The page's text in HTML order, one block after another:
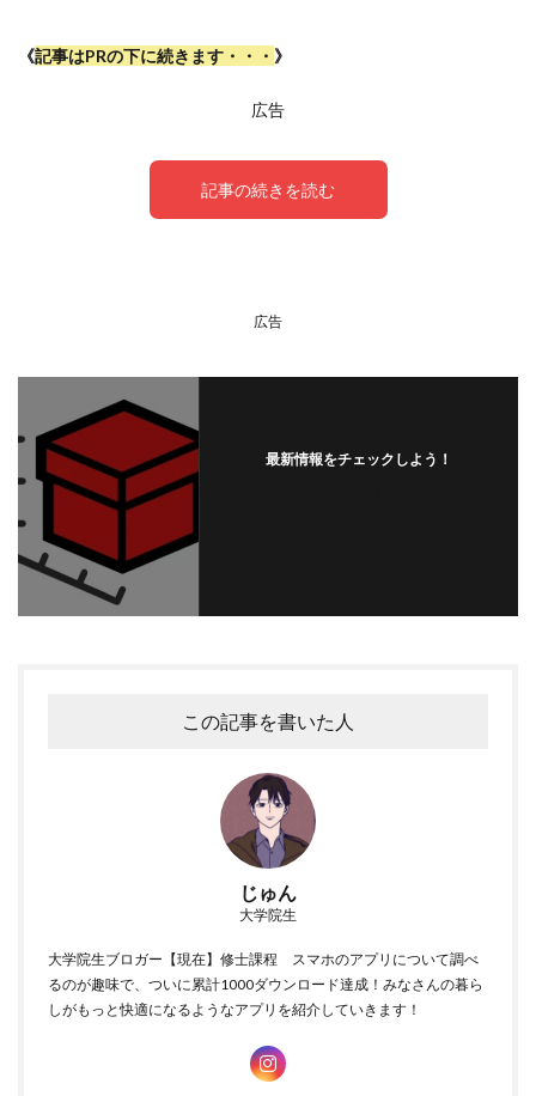
《記事はPRの下に続きます・・・ 》
広告
記事の続きを読む
『はこピタ』の使い方
アプリをダウンロードして開きます。
収納したいものの幅、奥行き、高さを入力しま
す。
許容誤差を設定してください。これが結構重要
検索したいショップを選びましょう。ダイソー
広告
最新情報をチェックしよう！
この記事を書いた人
じゅん
大学院生
大学院生ブロガー【現在】修士課程 スマホのアプリについて調べ
るのが趣味で、ついに累計1000ダウンロード達成！みなさんの暮ら
しがもっと快適になるようなアプリを紹介していきます！